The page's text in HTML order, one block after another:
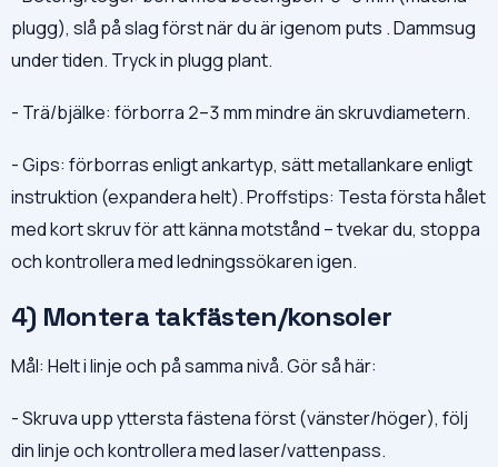
plugg), slå på slag först när du är igenom puts . Dammsug
under tiden. Tryck in plugg plant.
- Trä/bjälke: förborra 2–3 mm mindre än skruvdiametern.
- Gips: förborras enligt ankartyp, sätt metallankare enligt
instruktion (expandera helt). Proffstips: Testa första hålet
med kort skruv för att känna motstånd – tvekar du, stoppa
och kontrollera med ledningssökaren igen.
4) Montera takfästen/konsoler
Mål: Helt i linje och på samma nivå. Gör så här:
- Skruva upp yttersta fästena först (vänster/höger), följ
din linje och kontrollera med laser/vattenpass.